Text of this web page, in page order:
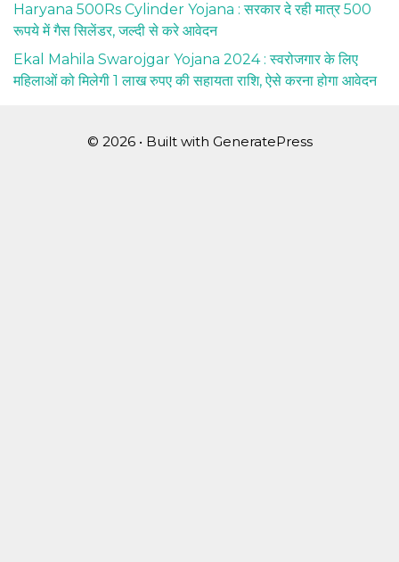
Haryana 500Rs Cylinder Yojana : सरकार दे रही मात्र 500
रूपये में गैस सिलेंडर, जल्दी से करे आवेदन
Ekal Mahila Swarojgar Yojana 2024 : स्वरोजगार के लिए
महिलाओं को मिलेगी 1 लाख रुपए की सहायता राशि, ऐसे करना होगा आवेदन
© 2026 • Built with GeneratePress